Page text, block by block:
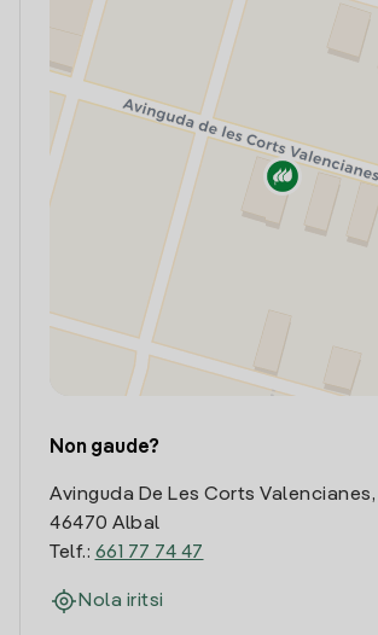
Non gaude?
Avinguda De Les Corts Valencianes,
46470 Albal
Telf.: 661 77 74 47
Nola iritsi